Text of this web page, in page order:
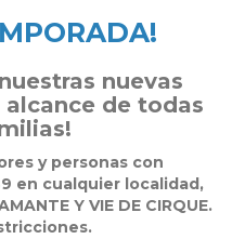
nuevas
de todas
y personas con
en cualquier localidad,
Y VIE DE CIRQUE.